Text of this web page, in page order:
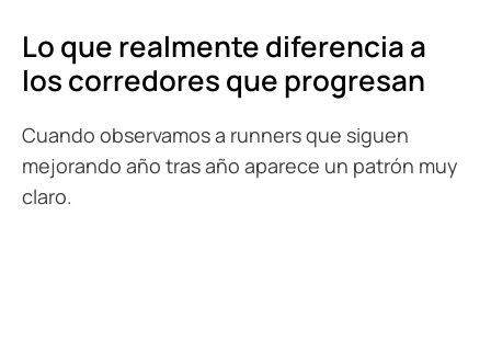
Lo que realmente diferencia a
los corredores que progresan
Cuando observamos a runners que siguen
mejorando año tras año aparece un patrón muy
claro.